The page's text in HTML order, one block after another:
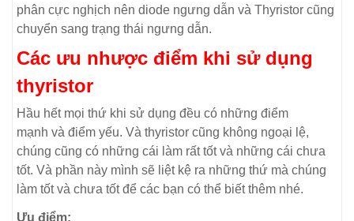
phân cực nghịch nên diode ngưng dẫn và Thyristor cũng
chuyển sang trạng thái ngưng dẫn.
Các ưu nhược điểm khi sử dụng
thyristor
Hầu hết mọi thứ khi sử dụng đều có những điểm
mạnh và điểm yếu. Và thyristor cũng không ngoại lệ,
chúng cũng có những cái làm rất tốt và những cái chưa
tốt. Và phần này mình sẽ liệt kệ ra những thứ mà chúng
làm tốt và chưa tốt để các bạn có thể biết thêm nhé.
Ưu điểm: